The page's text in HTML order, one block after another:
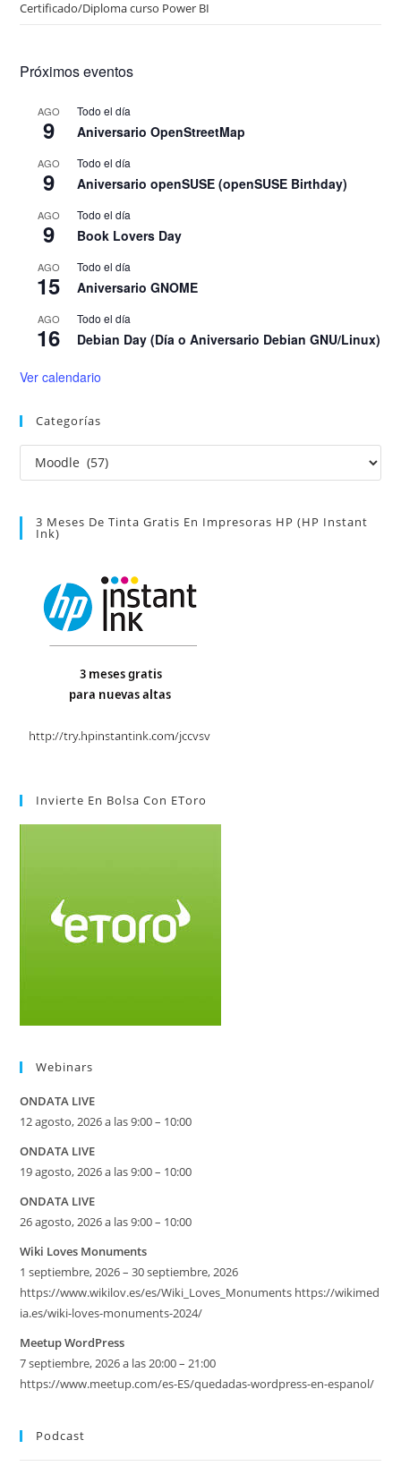
Certificado/Diploma curso Power BI
Próximos eventos
AGO
9
Todo el día
Aniversario OpenStreetMap
AGO
9
Todo el día
Aniversario openSUSE (openSUSE Birthday)
AGO
9
Todo el día
Book Lovers Day
AGO
15
Todo el día
Aniversario GNOME
AGO
16
Todo el día
Debian Day (Día o Aniversario Debian GNU/Linux)
Ver calendario
Categorías
Categorías
3 Meses De Tinta Gratis En Impresoras HP (HP Instant
Ink)
Invierte En Bolsa Con EToro
Webinars
ONDATA LIVE
12 agosto, 2026 a las 9:00 – 10:00
ONDATA LIVE
19 agosto, 2026 a las 9:00 – 10:00
ONDATA LIVE
26 agosto, 2026 a las 9:00 – 10:00
Wiki Loves Monuments
1 septiembre, 2026 – 30 septiembre, 2026
https://www.wikilov.es/es/Wiki_Loves_Monuments https://wikimed
ia.es/wiki-loves-monuments-2024/
Meetup WordPress
7 septiembre, 2026 a las 20:00 – 21:00
https://www.meetup.com/es-ES/quedadas-wordpress-en-espanol/
Podcast